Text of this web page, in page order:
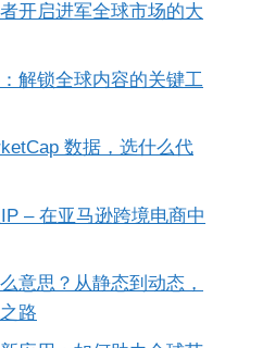
开启进军全球市场的大
解锁全球内容的关键工
数据，选什么代
– 在亚马逊跨境电商中
意思？从静态到动态，
路